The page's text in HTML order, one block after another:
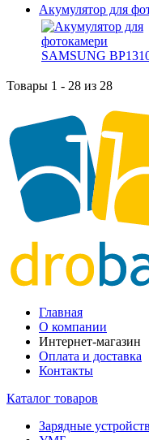
Акумулятор для
Товары 1 - 28 из 28
Главная
О компании
Интернет-магазин
Оплата и доставка
Контакты
Каталог товаров
Зарядные